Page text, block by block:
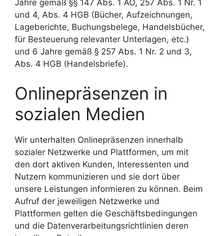
Jahre gemäß §§ 147 Abs. 1 AO, 257 Abs. 1 Nr. 1
und 4, Abs. 4 HGB (Bücher, Aufzeichnungen,
Lageberichte, Buchungsbelege, Handelsbücher,
für Besteuerung relevanter Unterlagen, etc.)
und 6 Jahre gemäß § 257 Abs. 1 Nr. 2 und 3,
Abs. 4 HGB (Handelsbriefe).
Onlinepräsenzen in
sozialen Medien
Wir unterhalten Onlinepräsenzen innerhalb
sozialer Netzwerke und Plattformen, um mit
den dort aktiven Kunden, Interessenten und
Nutzern kommunizieren und sie dort über
unsere Leistungen informieren zu können. Beim
Aufruf der jeweiligen Netzwerke und
Plattformen gelten die Geschäftsbedingungen
und die Datenverarbeitungsrichtlinien deren